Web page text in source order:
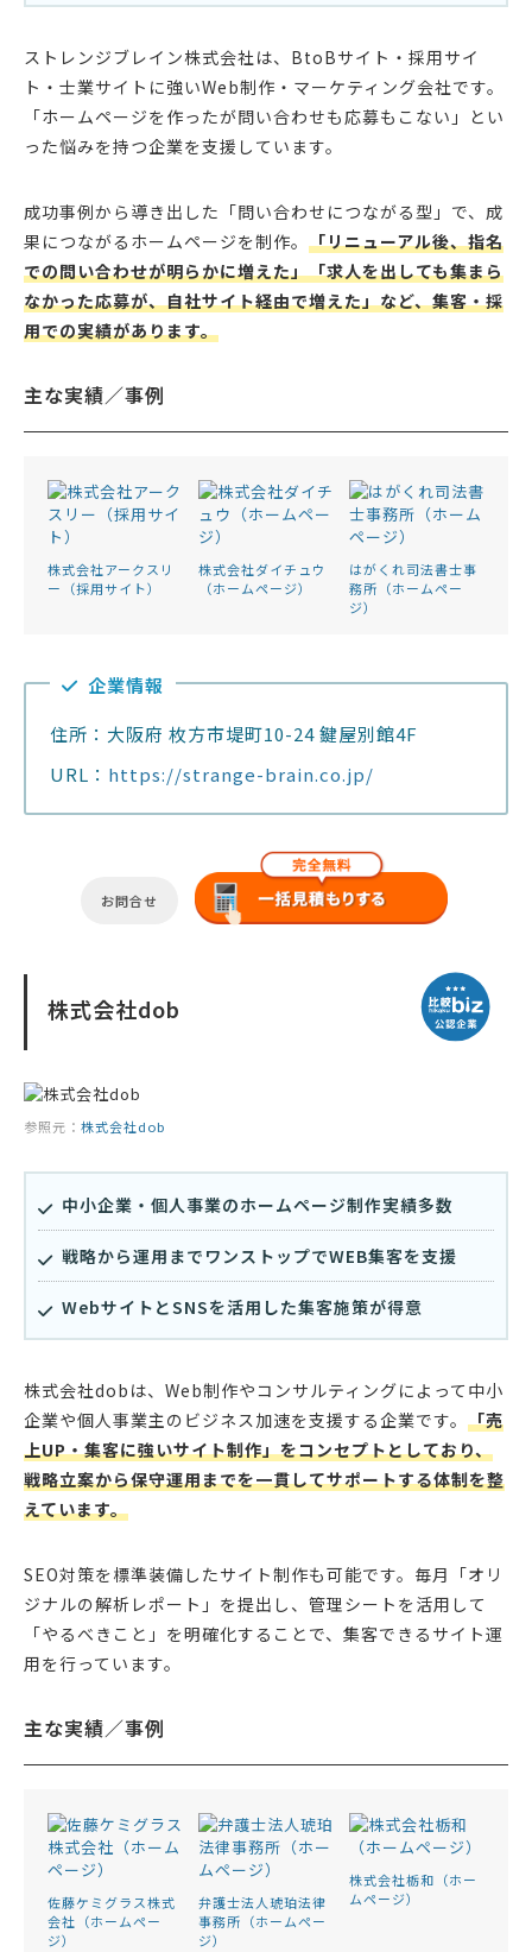
ストレンジブレイン株式会社は、BtoBサイト・採用サイ
ト・士業サイトに強いWeb制作・マーケティング会社です。
「ホームページを作ったが問い合わせも応募もこない」とい
った悩みを持つ企業を支援しています。
成功事例から導き出した「問い合わせにつながる型」で、成
果につながるホームページを制作。 「リニューアル後、指名
での問い合わせが明らかに増えた」「求人を出しても集まら
なかった応募が、自社サイト経由で増えた」など、集客・採
用での実績があります。
主な実績／事例
株式会社アークスリ
ー（採用サイト）
株式会社ダイチュウ
（ホームページ）
はがくれ司法書士事
務所（ホームペー
ジ）
企業情報
住所：大阪府 枚方市堤町10-24 鍵屋別館4F
URL： https://strange-brain.co.jp/
お問合せ
株式会社dob
参照元： 株式会社dob
中小企業・個人事業のホームページ制作実績多数
戦略から運用までワンストップでWEB集客を支援
WebサイトとSNSを活用した集客施策が得意
株式会社dobは、Web制作やコンサルティングによって中小
企業や個人事業主のビジネス加速を支援する企業です。 「売
上UP・集客に強いサイト制作」をコンセプトとしており、
戦略立案から保守運用までを一貫してサポートする体制を整
えています。
SEO対策を標準装備したサイト制作も可能です。毎月「オリ
ジナルの解析レポート」を提出し、管理シートを活用して
「やるべきこと」を明確化することで、集客できるサイト運
用を行っています。
主な実績／事例
佐藤ケミグラス株式
会社（ホームペー
ジ）
弁護士法人琥珀法律
事務所（ホームペー
ジ）
株式会社栃和（ホー
ムページ）